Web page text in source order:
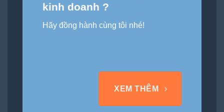
kinh doanh ?
Hãy đồng hành cùng tôi nhé!
XEM THÊM